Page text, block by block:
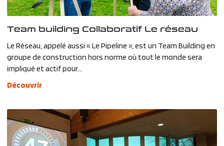
Team building Collaboratif Le réseau
Le Réseau, appelé aussi « Le Pipeline », est un Team Building en
groupe de construction hors norme où tout le monde sera
impliqué et actif pour...
Découvrir